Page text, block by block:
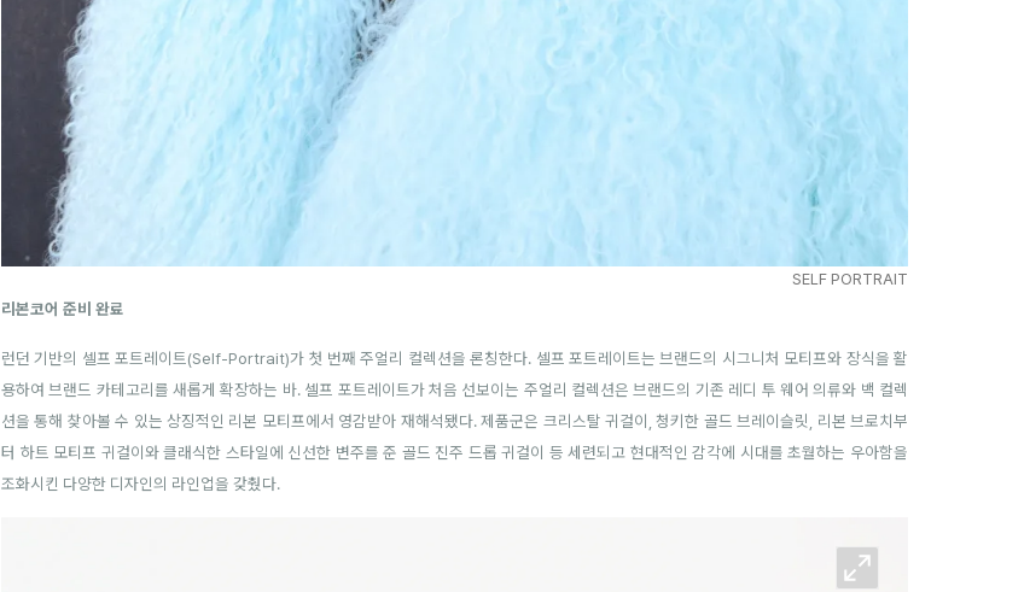
SELF PORTRAIT
리본코어 준비 완료
런던 기반의 셀프 포트레이트(Self-Portrait)가 첫 번째 주얼리 컬렉션을 론칭한다. 셀프 포트레이트는 브랜드의 시그니처 모티프와 장식을 활
용하여 브랜드 카테고리를 새롭게 확장하는 바. 셀프 포트레이트가 처음 선보이는 주얼리 컬렉션은 브랜드의 기존 레디 투 웨어 의류와 백 컬렉
션을 통해 찾아볼 수 있는 상징적인 리본 모티프에서 영감받아 재해석됐다.제품군은 크리스탈 귀걸이, 청키한 골드 브레이슬릿, 리본 브로치부
터 하트 모티프 귀걸이와 클래식한 스타일에 신선한 변주를 준 골드 진주 드롭 귀걸이 등 세련되고 현대적인 감각에 시대를 초월하는 우아함을
조화시킨 다양한 디자인의 라인업을 갖췄다.